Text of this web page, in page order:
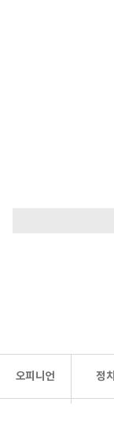
오피니언 정치